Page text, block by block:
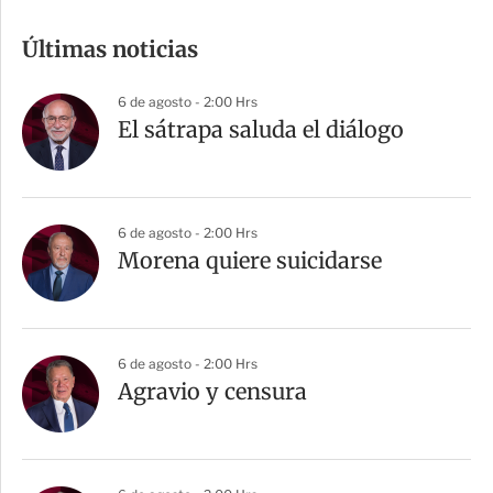
p
a
r
t
Últimas noticias
6 de agosto - 2:00 Hrs
El sátrapa saluda el diálogo
6 de agosto - 2:00 Hrs
Morena quiere suicidarse
6 de agosto - 2:00 Hrs
Agravio y censura